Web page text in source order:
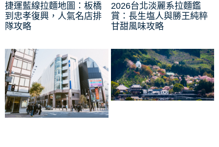
捷運藍線拉麵地圖：板橋
到忠孝復興，人氣名店排
隊攻略
2026台北淡麗系拉麵鑑
賞：長生塩人與勝王純粹
甘甜風味攻略